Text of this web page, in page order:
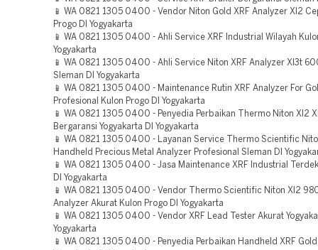
📱 WA 0821 1305 0400 - Vendor Niton Gold XRF Analyzer Xl2
Progo DI Yogyakarta
📱 WA 0821 1305 0400 - Ahli Service XRF Industrial Wilayah
Yogyakarta
📱 WA 0821 1305 0400 - Ahli Service Niton XRF Analyzer Xl3t
Sleman DI Yogyakarta
📱 WA 0821 1305 0400 - Maintenance Rutin XRF Analyzer For
Profesional Kulon Progo DI Yogyakarta
📱 WA 0821 1305 0400 - Penyedia Perbaikan Thermo Niton Xl2
Bergaransi Yogyakarta DI Yogyakarta
📱 WA 0821 1305 0400 - Layanan Service Thermo Scientific
Handheld Precious Metal Analyzer Profesional Sleman DI
📱 WA 0821 1305 0400 - Jasa Maintenance XRF Industrial
DI Yogyakarta
📱 WA 0821 1305 0400 - Vendor Thermo Scientific Niton Xl2
Analyzer Akurat Kulon Progo DI Yogyakarta
📱 WA 0821 1305 0400 - Vendor XRF Lead Tester Akurat
Yogyakarta
📱 WA 0821 1305 0400 - Penyedia Perbaikan Handheld XRF